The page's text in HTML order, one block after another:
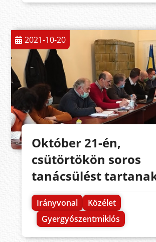
2021-10-20
Október 21-én,
csütörtökön soros
tanácsülést
Irányvonal
Közélet
Gyergyószentmiklós